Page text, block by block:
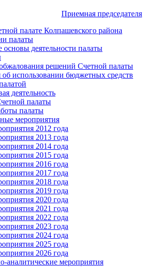
Приемная председателя
палате Колпашевского района
палаты
деятельности палаты
решений Счетной палаты
использовании бюджетных средств
деятельность
палаты
палаты
мероприятия
2012 года
2013 года
2014 года
2015 года
2016 года
2017 года
2018 года
2019 года
2020 года
2021 года
2022 года
2023 года
2024 года
2025 года
2026 года
аналитические мероприятия